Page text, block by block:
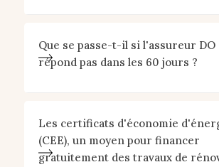
Que se passe-t-il si l'assureur DO
répond pas dans les 60 jours ?
Les certificats d'économie
(CEE), un moyen pour financer
gratuitement des travaux de